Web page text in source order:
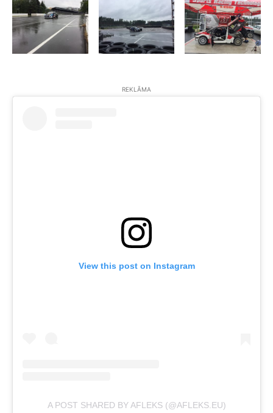
REKLĀMA
View this post on Instagram
A POST SHARED BY AFLEKS (@AFLEKS.EU)